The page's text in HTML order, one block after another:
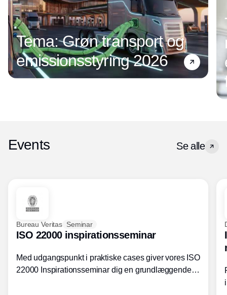
Tema: Grøn transport og
emissionsstyring 2026
Events Se alle
Bureau Veritas Seminar
ISO 22000 inspirationsseminar
Med udgangspunkt i praktiske cases giver vores ISO
22000 Inspirationsseminar dig en grundlæggende